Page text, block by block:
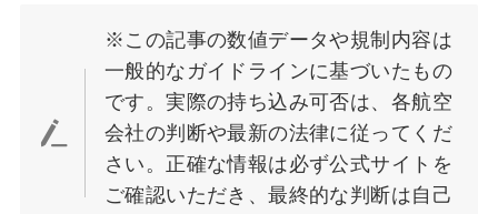
※この記事の数値データや規制内容は
一般的なガイドラインに基づいたもの
です。実際の持ち込み可否は、各航空
会社の判断や最新の法律に従ってくだ
さい。正確な情報は必ず公式サイトを
ご確認いただき、最終的な判断は自己